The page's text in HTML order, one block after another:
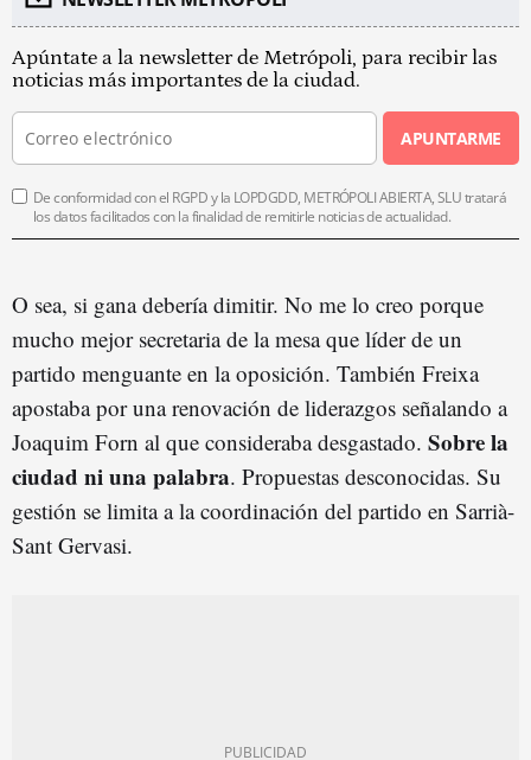
Apúntate a la newsletter de Metrópoli, para recibir las
noticias más importantes de la ciudad.
APUNTARME
De conformidad con el RGPD y la LOPDGDD, METRÓPOLI ABIERTA, SLU tratará
los datos facilitados con la finalidad de remitirle noticias de actualidad.
O sea, si gana debería dimitir. No me lo creo porque
mucho mejor secretaria de la mesa que líder de un
partido menguante en la oposición. También Freixa
apostaba por una renovación de liderazgos señalando a
Joaquim Forn al que consideraba desgastado. Sobre la
ciudad ni una palabra. Propuestas desconocidas. Su
gestión se limita a la coordinación del partido en Sarrià-
Sant Gervasi.